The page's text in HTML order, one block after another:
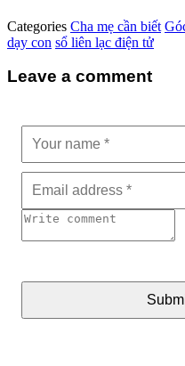
Categories Cha mẹ cần biết
dạy con sổ liên lạc điện tử
Leave a comment